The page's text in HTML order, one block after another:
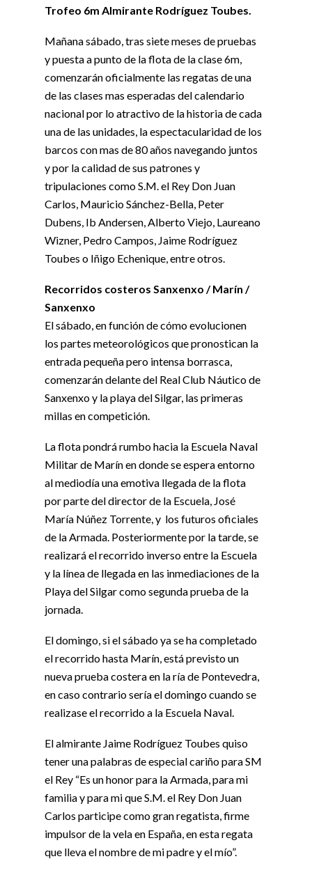
Trofeo 6m Almirante Rodríguez Toubes.
Mañana sábado, tras siete meses de pruebas
y puesta a punto de la flota de la clase 6m,
comenzarán oficialmente las regatas de una
de las clases mas esperadas del calendario
nacional por lo atractivo de la historia de cada
una de las unidades, la espectacularidad de los
barcos con mas de 80 años navegando juntos
y por la calidad de sus patrones y
tripulaciones como S.M. el Rey Don Juan
Carlos, Mauricio Sánchez-Bella, Peter
Dubens, Ib Andersen, Alberto Viejo, Laureano
Wizner, Pedro Campos, Jaime Rodríguez
Toubes o Iñigo Echenique, entre otros.
Recorridos costeros Sanxenxo / Marín /
Sanxenxo
El sábado, en función de cómo evolucionen
los partes meteorológicos que pronostican la
entrada pequeña pero intensa borrasca,
comenzarán delante del Real Club Náutico de
Sanxenxo y la playa del Silgar, las primeras
millas en competición.
La flota pondrá rumbo hacia la Escuela Naval
Militar de Marín en donde se espera entorno
al mediodía una emotiva llegada de la flota
por parte del director de la Escuela, José
María Núñez Torrente, y los futuros oficiales
de la Armada. Posteriormente por la tarde, se
realizará el recorrido inverso entre la Escuela
y la línea de llegada en las inmediaciones de la
Playa del Silgar como segunda prueba de la
jornada.
El domingo, si el sábado ya se ha completado
el recorrido hasta Marín, está previsto un
nueva prueba costera en la ría de Pontevedra,
en caso contrario sería el domingo cuando se
realizase el recorrido a la Escuela Naval.
El almirante Jaime Rodríguez Toubes quiso
tener una palabras de especial cariño para SM
el Rey “Es un honor para la Armada, para mi
familia y para mi que S.M. el Rey Don Juan
Carlos participe como gran regatista, firme
impulsor de la vela en España, en esta regata
que lleva el nombre de mi padre y el mío”.